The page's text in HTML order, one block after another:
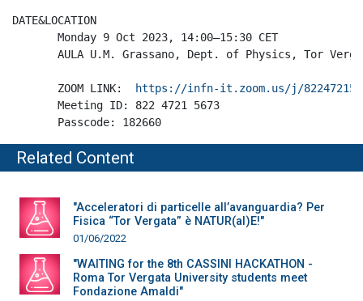
DATE&LOCATION
       Monday 9 Oct 2023, 14:00–15:30 CET
AULA U.M. Grassano, Dept. of Physics, Tor
       ZOOM LINK:
https://infn-it.zoom.us/j/
       Meeting ID: 822 4721 5673
       Passcode: 182660
Related Content
"Acceleratori di particelle all’avanguardia? Per
Fisica “Tor Vergata” è NATUR(al)E!"
01/06/2022
"WAITING for the 8th CASSINI HACKATHON -
Roma Tor Vergata University students meet
Fondazione Amaldi"